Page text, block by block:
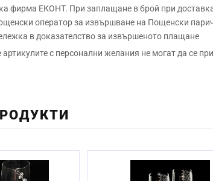
фирма ЕКОНТ. При заплащане в брой при
оператор за извършване на Пощенски
в доказателство за извършеното плащане
с персонални желания не могат да се
машина: Не
От 3 до 10 раб. дни